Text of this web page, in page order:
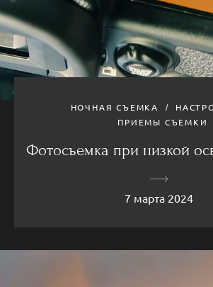
НОЧНАЯ СЪЕМКА
ПРИЕМЫ СЪЕМКИ
Фотосъемка при низкой
7 марта 2024